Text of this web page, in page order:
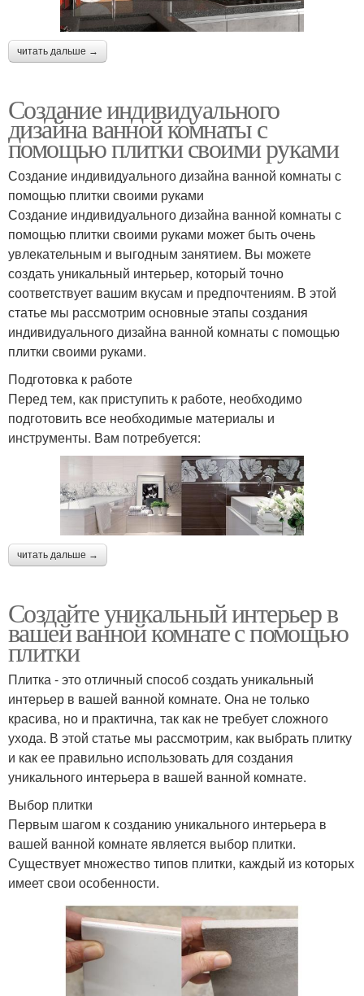
читать дальше →
Создание индивидуального
дизайна ванной комнаты с
помощью плитки своими руками
Создание индивидуального дизайна ванной комнаты с
помощью плитки своими руками
Создание индивидуального дизайна ванной комнаты с
помощью плитки своими руками может быть очень
увлекательным и выгодным занятием. Вы можете
создать уникальный интерьер, который точно
соответствует вашим вкусам и предпочтениям. В этой
статье мы рассмотрим основные этапы создания
индивидуального дизайна ванной комнаты с помощью
плитки своими руками.
Подготовка к работе
Перед тем, как приступить к работе, необходимо
подготовить все необходимые материалы и
инструменты. Вам потребуется:
читать дальше →
Создайте уникальный интерьер в
вашей ванной комнате с помощью
плитки
Плитка - это отличный способ создать уникальный
интерьер в вашей ванной комнате. Она не только
красива, но и практична, так как не требует сложного
ухода. В этой статье мы рассмотрим, как выбрать плитку
и как ее правильно использовать для создания
уникального интерьера в вашей ванной комнате.
Выбор плитки
Первым шагом к созданию уникального интерьера в
вашей ванной комнате является выбор плитки.
Существует множество типов плитки, каждый из которых
имеет свои особенности.